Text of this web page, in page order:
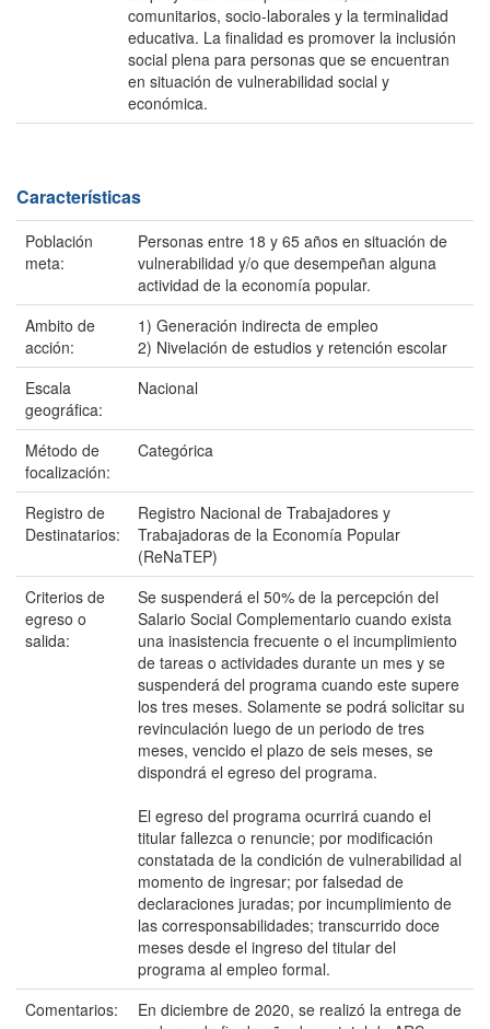
comunitarios, socio-laborales y la terminalidad
educativa. La finalidad es promover la inclusión
social plena para personas que se encuentran
en situación de vulnerabilidad social y
económica.
Características
Población
meta:
Personas entre 18 y 65 años en situación de
vulnerabilidad y/o que desempeñan alguna
actividad de la economía popular.
Ambito de
acción:
1) Generación indirecta de empleo
2) Nivelación de estudios y retención escolar
Escala
geográfica:
Nacional
Método de
focalización:
Categórica
Registro de
Destinatarios:
Registro Nacional de Trabajadores y
Trabajadoras de la Economía Popular
(ReNaTEP)
Criterios de
egreso o
salida:
Se suspenderá el 50% de la percepción del
Salario Social Complementario cuando exista
una inasistencia frecuente o el incumplimiento
de tareas o actividades durante un mes y se
suspenderá del programa cuando este supere
los tres meses. Solamente se podrá solicitar su
revinculación luego de un periodo de tres
meses, vencido el plazo de seis meses, se
dispondrá el egreso del programa.
El egreso del programa ocurrirá cuando el
titular fallezca o renuncie; por modificación
constatada de la condición de vulnerabilidad al
momento de ingresar; por falsedad de
declaraciones juradas; por incumplimiento de
las corresponsabilidades; transcurrido doce
meses desde el ingreso del titular del
programa al empleo formal.
Comentarios:
En diciembre de 2020, se realizó la entrega de